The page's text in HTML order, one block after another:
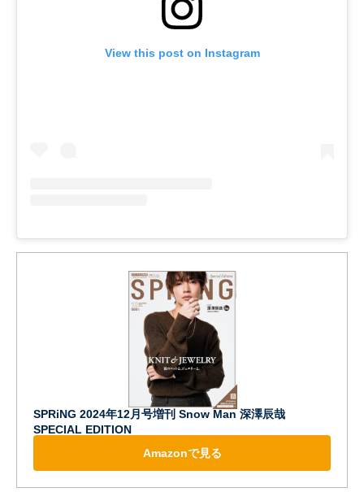
View this post on Instagram
SPRiNG 2024年12月号増刊 Snow Man 深澤辰哉
SPECIAL EDITION
Amazonで見る